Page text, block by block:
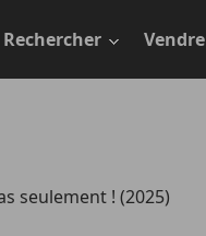
Rechercher Vendre
seulement ! (2025)